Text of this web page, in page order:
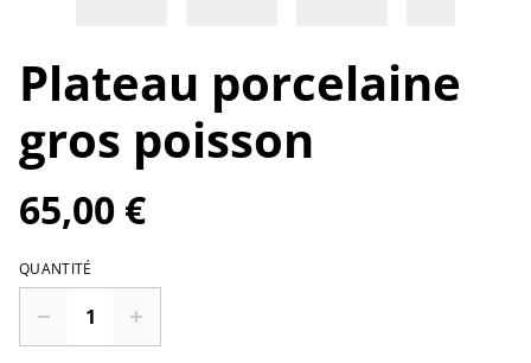
Plateau porcelaine
gros poisson
65,00 €
QUANTITÉ